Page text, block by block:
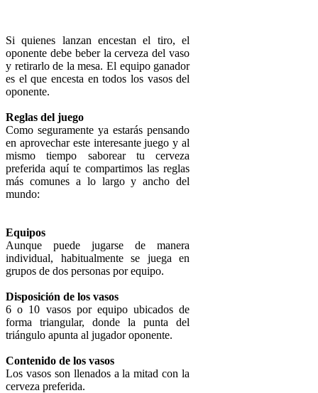
Si quienes lanzan encestan el tiro, el
oponente debe beber la cerveza del vaso
y retirarlo de la mesa. El equipo ganador
es el que encesta en todos los vasos del
oponente.
Reglas del juego
Como seguramente ya estarás pensando
en aprovechar este interesante juego y al
mismo tiempo saborear tu cerveza
preferida aquí te compartimos las reglas
más comunes a lo largo y ancho del
mundo:
Equipos
Aunque puede jugarse de manera
individual, habitualmente se juega en
grupos de dos personas por equipo.
Disposición de los vasos
6 o 10 vasos por equipo ubicados de
forma triangular, donde la punta del
triángulo apunta al jugador oponente.
Contenido de los vasos
Los vasos son llenados a la mitad con la
cerveza preferida.